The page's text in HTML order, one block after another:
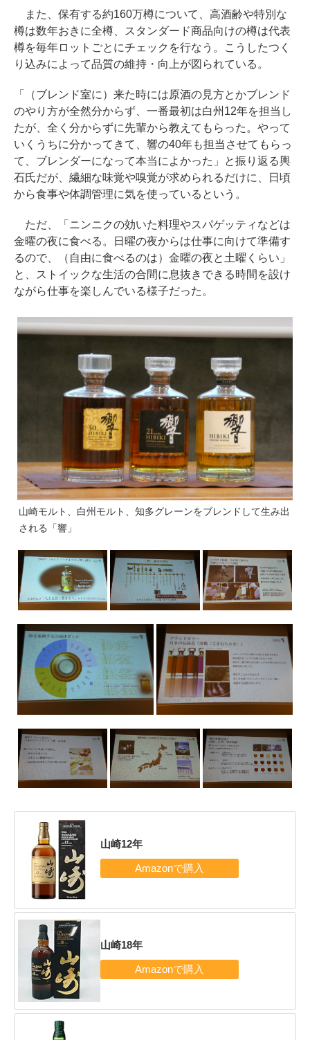
また、保有する約160万樽について、高酒齢や特別な
樽は数年おきに全樽、スタンダード商品向けの樽は代表
樽を毎年ロットごとにチェックを行なう。こうしたつく
り込みによって品質の維持・向上が図られている。
「（ブレンド室に）来た時には原酒の見方とかブレンド
のやり方が全然分からず、一番最初は白州12年を担当し
たが、全く分からずに先輩から教えてもらった。やって
いくうちに分かってきて、響の40年も担当させてもらっ
て、ブレンダーになって本当によかった」と振り返る輿
石氏だが、繊細な味覚や嗅覚が求められるだけに、日頃
から食事や体調管理に気を使っているという。
ただ、「ニンニクの効いた料理やスパゲッティなどは
金曜の夜に食べる。日曜の夜からは仕事に向けて準備す
るので、（自由に食べるのは）金曜の夜と土曜くらい」
と、ストイックな生活の合間に息抜きできる時間を設け
ながら仕事を楽しんでいる様子だった。
山崎モルト、白州モルト、知多グレーンをブレンドして生み出
される「響」
山崎12年
山崎18年